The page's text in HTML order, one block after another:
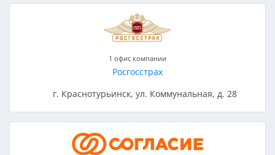
1 офис компании
Росгосстрах
г. Краснотурьинск, ул. Коммунальная, д. 28